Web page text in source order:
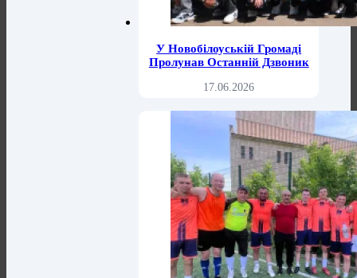
У Новобілоуській Громаді
Пролунав Останній Дзвоник
17.06.2026